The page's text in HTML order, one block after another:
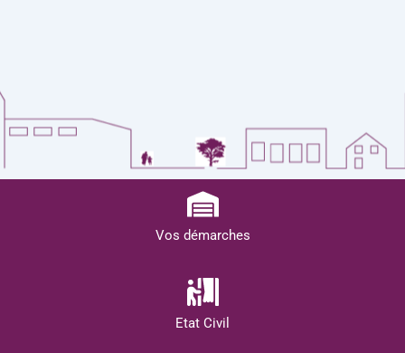
Vos démarches
Etat Civil